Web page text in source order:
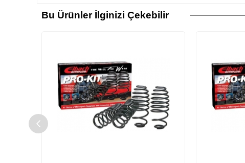
Bu Ürünler İlginizi Çekebilir